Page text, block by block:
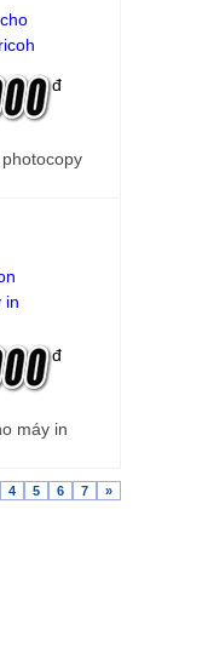
đ
đ
máy in
4 5 6 7 »